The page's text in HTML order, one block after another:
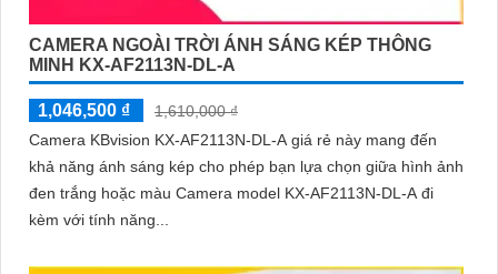
CAMERA NGOÀI TRỜI ÁNH SÁNG KÉP THÔNG
MINH KX-AF2113N-DL-A
1,046,500 ₫
1,610,000 ₫
Camera KBvision KX-AF2113N-DL-A giá rẻ này mang đến
khả năng ánh sáng kép cho phép bạn lựa chọn giữa hình ảnh
đen trắng hoặc màu Camera model KX-AF2113N-DL-A đi
kèm với tính năng...